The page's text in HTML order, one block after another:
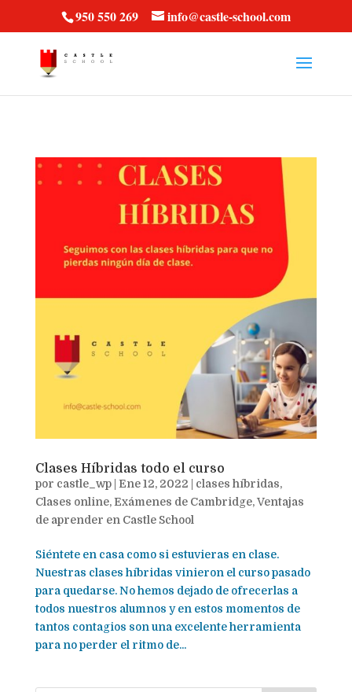
950 550 269 info@castle-school.com
Clases Híbridas todo el curso
por castle_wp| Ene 12, 2022 clases híbridas,
Clases online,Exámenes de Cambridge,Ventajas
de aprender en Castle School
Siéntete en casa como si estuvieras en clase.
Nuestras clases híbridas vinieron el curso pasado
para quedarse. No hemos dejado de ofrecerlas a
todos nuestros alumnos y en estos momentos de
tantos contagios son una excelente herramienta
para no perder el ritmo de...